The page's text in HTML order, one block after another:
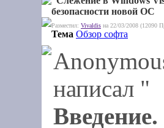
безопасности новой ОС
Разместил: Vivaldis на 22/03/2008 (12090
Тема Обзор софта
написал "
Введение.